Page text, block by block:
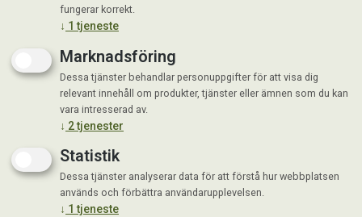
AUBRION COLLIERS VINTER RIDSTRUMPA MINK
fungerar korrekt.
↓ 1 tjeneste
Marknadsföring
Dessa tjänster behandlar personuppgifter för att visa dig
relevant innehåll om produkter, tjänster eller ämnen som du kan
vara intresserad av.
↓ 2tjenester
Statistik
Dessa tjänster analyserar data för att förstå hur webbplatsen
används och förbättra användarupplevelsen.
↓ 1 tjeneste